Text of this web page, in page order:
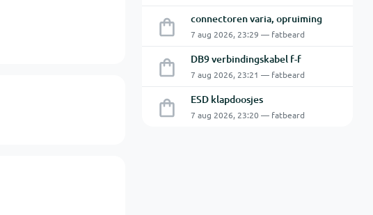
connectoren varia, opruiming
7 aug 2026, 23:29 — fatbeard
DB9 verbindingskabel f-f
7 aug 2026, 23:21 — fatbeard
ESD klapdoosjes
7 aug 2026, 23:20 — fatbeard